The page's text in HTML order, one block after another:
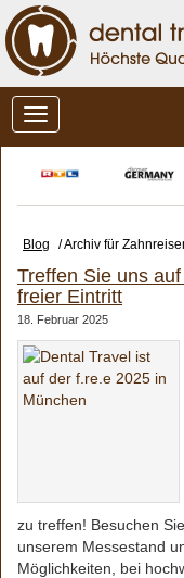
Blog / Archiv für
Treffen Sie uns
freier Eintritt
18. Februar 2025
zu treffen! Besuchen
unserem Messestand
Möglichkeiten, bei